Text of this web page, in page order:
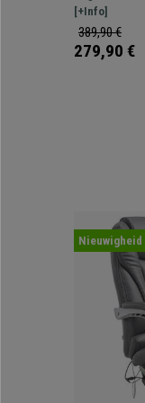
Ontwerp,
onderstel. Hij
geïntegreerde
gestoffeerd
[+Info]
389,90 €
279,90 €
Nieuwigheid